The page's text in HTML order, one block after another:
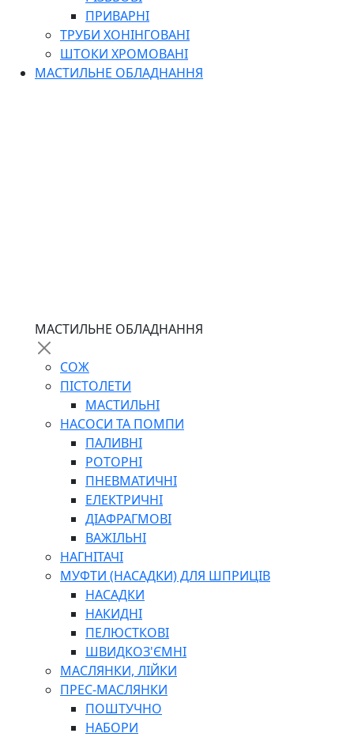
ПРИВАРНІ
ТРУБИ ХОНІНГОВАНІ
ШТОКИ ХРОМОВАНІ
МАСТИЛЬНЕ ОБЛАДНАННЯ
МАСТИЛЬНЕ ОБЛАДНАННЯ
СОЖ
ПІСТОЛЕТИ
МАСТИЛЬНІ
НАСОСИ ТА ПОМПИ
ПАЛИВНІ
РОТОРНІ
ПНЕВМАТИЧНІ
ЕЛЕКТРИЧНІ
ДІАФРАГМОВІ
ВАЖІЛЬНІ
НАГНІТАЧІ
МУФТИ (НАСАДКИ) ДЛЯ ШПРИЦІВ
НАСАДКИ
НАКИДНІ
ПЕЛЮСТКОВІ
ШВИДКОЗ'ЄМНІ
МАСЛЯНКИ, ЛІЙКИ
ПРЕС-МАСЛЯНКИ
ПОШТУЧНО
НАБОРИ